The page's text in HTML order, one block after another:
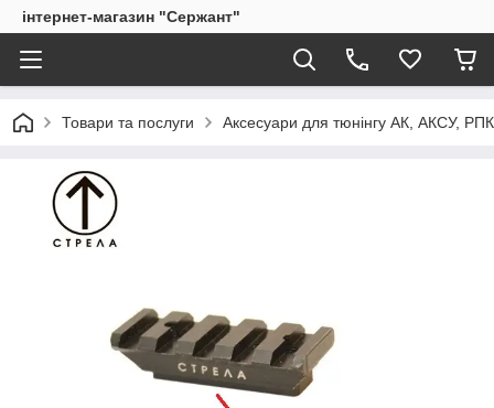
інтернет-магазин "Сержант"
Товари та послуги Аксесуари для тюнінгу АК, АКСУ,